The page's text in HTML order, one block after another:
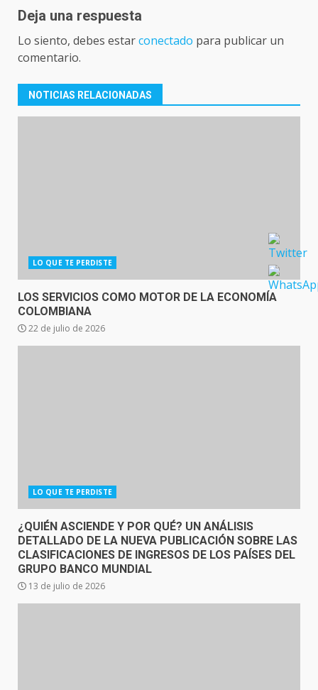
Deja una respuesta
Lo siento, debes estarconectado para publicar un
comentario.
NOTICIAS RELACIONADAS
LO QUE TE PERDISTE
LOS SERVICIOS COMO MOTOR DE LA ECONOMÍA
COLOMBIANA
22 de julio de 2026
LO QUE TE PERDISTE
¿QUIÉN ASCIENDE Y POR QUÉ? UN ANÁLISIS
DETALLADO DE LA NUEVA PUBLICACIÓN SOBRE LAS
CLASIFICACIONES DE INGRESOS DE LOS PAÍSES DEL
GRUPO BANCO MUNDIAL
13 de julio de 2026